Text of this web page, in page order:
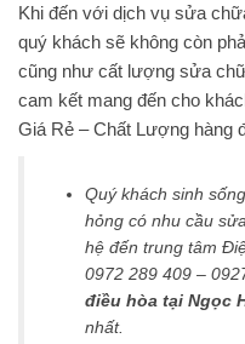
Khi đến với dịch vụ sửa
quý khách sẽ không còn
cũng như cất lượng sửa
cam kết mang đến cho
Giá Rẻ – Chất Lượng hàng
Quý khách sinh
hỏng có nhu cầu
hệ đến trung tâm
0972 289 409 –
điều hòa tại Ngọc
nhất.